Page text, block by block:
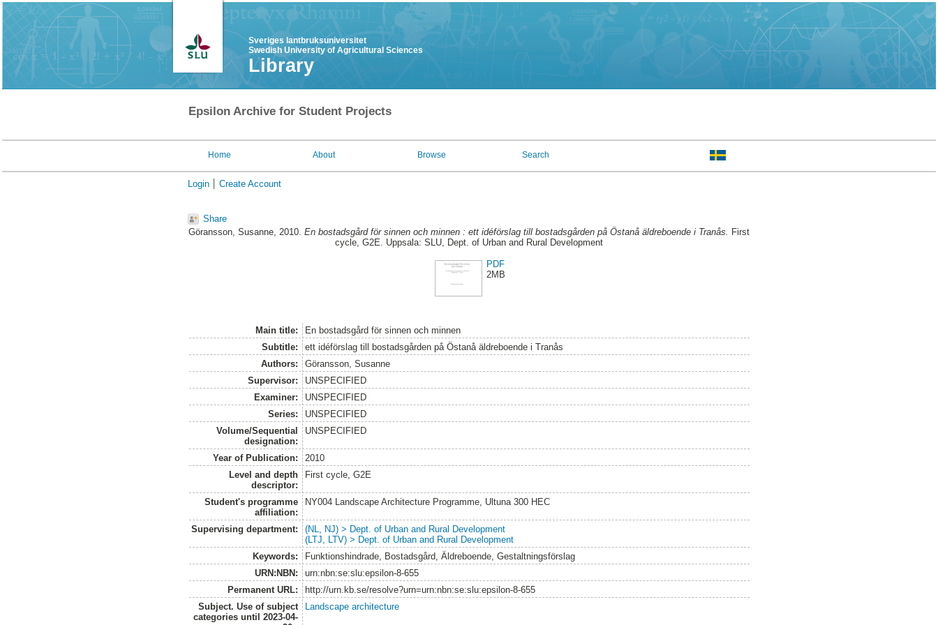
Sveriges lantbruksuniversitet
Swedish University of Agricultural Sciences
Library
Epsilon Archive for Student Projects
Home About Browse Search
Login Create Account
Share
Göransson, Susanne, 2010. En bostadsgård för sinnen och minnen : ett idéförslag till bostadsgården på Östanå äldreboende i Tranås. First
cycle, G2E. Uppsala: SLU, Dept. of Urban and Rural Development
PDF
2MB
Main title:
En bostadsgård för sinnen och minnen
Subtitle:
ett idéförslag till bostadsgården på Östanå äldreboende i Tranås
Authors:
Göransson, Susanne
Supervisor:
UNSPECIFIED
Examiner:
UNSPECIFIED
Series:
UNSPECIFIED
Volume/Sequential
designation:
UNSPECIFIED
Year of Publication:
2010
Level and depth
descriptor:
First cycle, G2E
Student's programme
affiliation:
NY004 Landscape Architecture Programme, Ultuna 300 HEC
Supervising department:
(NL, NJ) > Dept. of Urban and Rural Development
(LTJ, LTV) > Dept. of Urban and Rural Development
Keywords:
Funktionshindrade, Bostadsgård, Äldreboende, Gestaltningsförslag
URN:NBN:
urn:nbn:se:slu:epsilon-8-655
Permanent URL:
http://urn.kb.se/resolve?urn=urn:nbn:se:slu:epsilon-8-655
Subject. Use of subject
categories until 2023-04-
Landscape architecture